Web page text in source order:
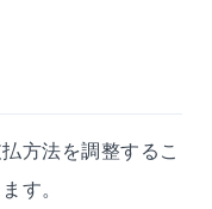
方法を調整するこ
す。